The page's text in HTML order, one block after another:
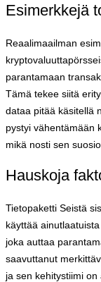
Esimerkkejä
Reaalimaailman
parantamaan
Tämä tekee siitä
dataa pitää käsitellä
pystyi vähentämään
mikä nosti sen
Hauskoja
Tietopaketti Seistä
käyttää
joka auttaa
saavuttanut
ja sen kehitystiimi